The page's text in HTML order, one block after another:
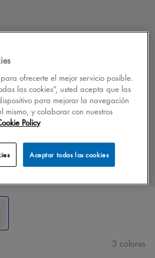
3 colores
ofrecerte el mejor servicio posible.
las cookies”, usted acepta que las
para mejorar la navegación
y colaborar con nuestros
Policy
Aceptar todas las cookies